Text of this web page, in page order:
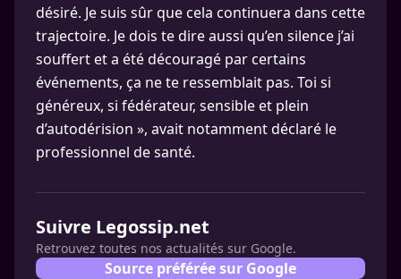
désiré. Je suis sûr que cela continuera dans cette
trajectoire. Je dois te dire aussi qu’en silence j’ai
souffert et a été découragé par certains
événements, ça ne te ressemblait pas. Toi si
généreux, si fédérateur, sensible et plein
d’autodérision », avait notamment déclaré le
professionnel de santé.
Suivre Legossip.net
Retrouvez toutes nos actualités sur Google.
Source préférée sur Google